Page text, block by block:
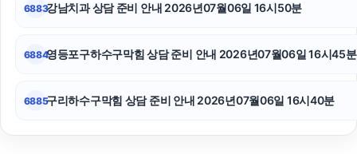
6883강남치과 상담 준비 안내 2026년07월06일 16시50분
6884영등포구하수구막힘 상담 준비 안내 2026년07월06일 16시45분
6885구리하수구막힘 상담 준비 안내 2026년07월06일 16시40분